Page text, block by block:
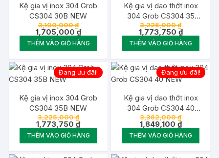
Kệ gia vị inox 304 Grob
CS304 30B NEW
3,100,000₫Giá
gốc
là:
3,100,000 ₫.
1,705,000₫Giá
hiện
tại
là:
1,705,000 ₫.
THÊM VÀO GIỎ HÀNG
Kệ gia vị dao thớt inox
304 Grob CS304 35
NEW
3,225,000₫Giá
gốc
là:
3,225,000
1,773,750₫Giá
hiện
tại
là:
THÊM VÀO GIỎ HÀNG
Đang ưu đãi!
Kệ gia vị inox 304 Grob
CS304 35B NEW
3,225,000₫Giá
gốc
là:
3,225,000 ₫.
1,773,750₫Giá
hiện
tại
là:
1,773,750 ₫.
THÊM VÀO GIỎ HÀNG
Đang ưu đãi!
Kệ gia vị dao thớt inox
304 Grob CS304 40
NEW
3,362,000₫Giá
gốc
là:
3,362,000
1,849,100 ₫Giá
hiện
tại
là:
THÊM VÀO GIỎ HÀNG